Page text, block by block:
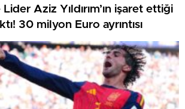
Aziz Yıldırım’ın işaret ettiği
30 milyon Euro ayrıntısı